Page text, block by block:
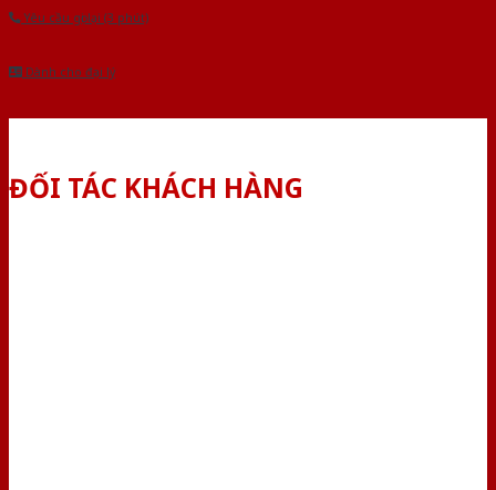
Yêu cầu gọi lại (3 phút)
Dành cho đại lý
ĐỐI TÁC KHÁCH HÀNG